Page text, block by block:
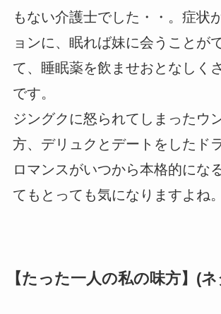
もない介護士でした・・。症状
ョンに、眠れば妹に会うことが
て、睡眠薬を飲ませおとなしく
です。
ジングクに怒られてしまったウ
方、デリュクとデートをしたド
ロマンスがいつから本格的にな
てもとっても気になりますよね。
【たった一人の私の味方】(